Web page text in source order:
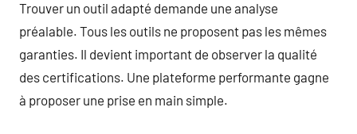
Trouver un outil adapté demande une analyse
préalable. Tous les outils ne proposent pas les mêmes
garanties. Il devient important de observer la qualité
des certifications. Une plateforme performante gagne
à proposer une prise en main simple.